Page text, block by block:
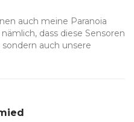
auch meine Paranoia
dass diese Sensoren
auch unsere